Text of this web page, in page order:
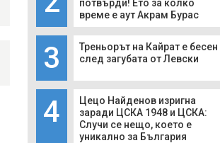
потвърди! Ето за колко
време е аут Акрам Бурас
3
Треньорът на Кайрат е бесен
след загубата от Левски
4
Цецо Найденов изригна
заради ЦСКА 1948 и ЦСКА:
Случи се нещо, което е
уникално за България